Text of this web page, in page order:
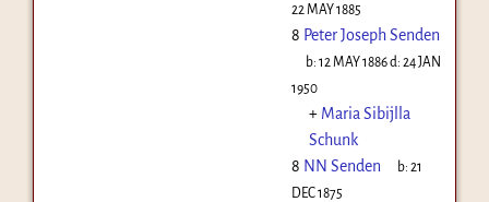
22 MAY 1885
8 Peter Joseph Senden
b:12 MAY 1886d:24 JAN
1950
+ Maria Sibijlla
Schunk
8 NN Senden b:21
DEC 1875